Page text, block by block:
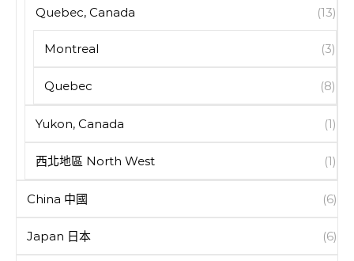
Quebec, Canada (13)
Montreal (3)
Quebec (8)
Yukon, Canada (1)
西北地區 North West (1)
China 中國 (6)
Japan 日本 (6)